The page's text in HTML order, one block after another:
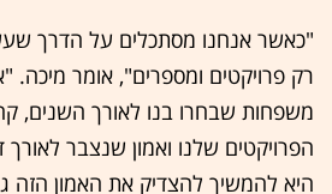
"כאשר אנחנו מסתכלים על הדרך
רק פרויקטים ומספרים", אומר מיכה.
משפחות שבחרו בנו לאורך השנים,
הפרויקטים שלנו ואמון שנצבר לאורך
היא להמשיך להצדיק את האמון הזה